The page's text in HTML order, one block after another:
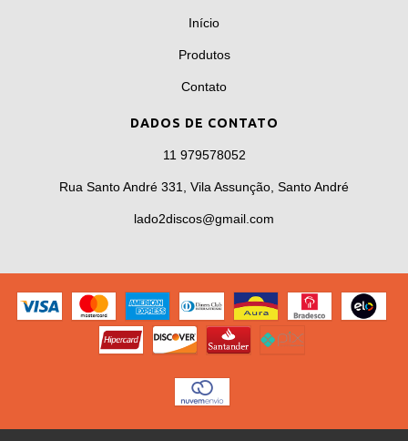
Início
Produtos
Contato
DADOS DE CONTATO
11 979578052
Rua Santo André 331, Vila Assunção, Santo André
lado2discos@gmail.com